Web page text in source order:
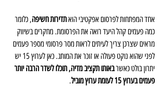
אחד המפתחות לפרסום אפקטיבי הוא תדירות חשיפה, כלומר
כמה פעמים קהל היעד רואה את הפרסומת. מחקרים בשיווק
מראים שצרכן צריך לעיתים לראות מסר פרסומי מספר פעמים
לפני שהוא נוקט פעולה או זוכר את המותג. כאן לערוץ 15 יש
יתרון בולט כאשר באותו תקציב מדיה, תוכלו לשדר הרבה יותר
פעמים בערוץ 15 לעומת ערוץ מוביל
.